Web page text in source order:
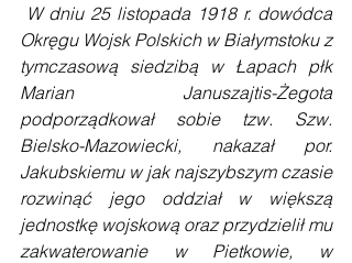
W dniu 25 listopada 1918 r. dowódca
Okręgu Wojsk Polskich w Białymstoku z
tymczasową siedzibą w Łapach płk
Marian Januszajtis-Żegota
podporządkował sobie tzw. Szw.
Bielsko-Mazowiecki, nakazał por.
Jakubskiemu w jak najszybszym czasie
rozwinąć jego oddział w większą
jednostkę wojskową oraz przydzielił mu
zakwaterowanie w Pietkowie, w